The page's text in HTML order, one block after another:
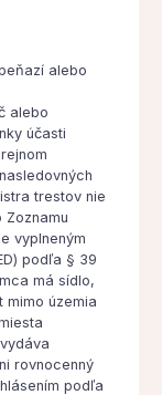
alebo
alebo
účasti
trestov nie
vyplneným
podľa § 39
má sídlo,
mimo územia
rovnocenný
podľa